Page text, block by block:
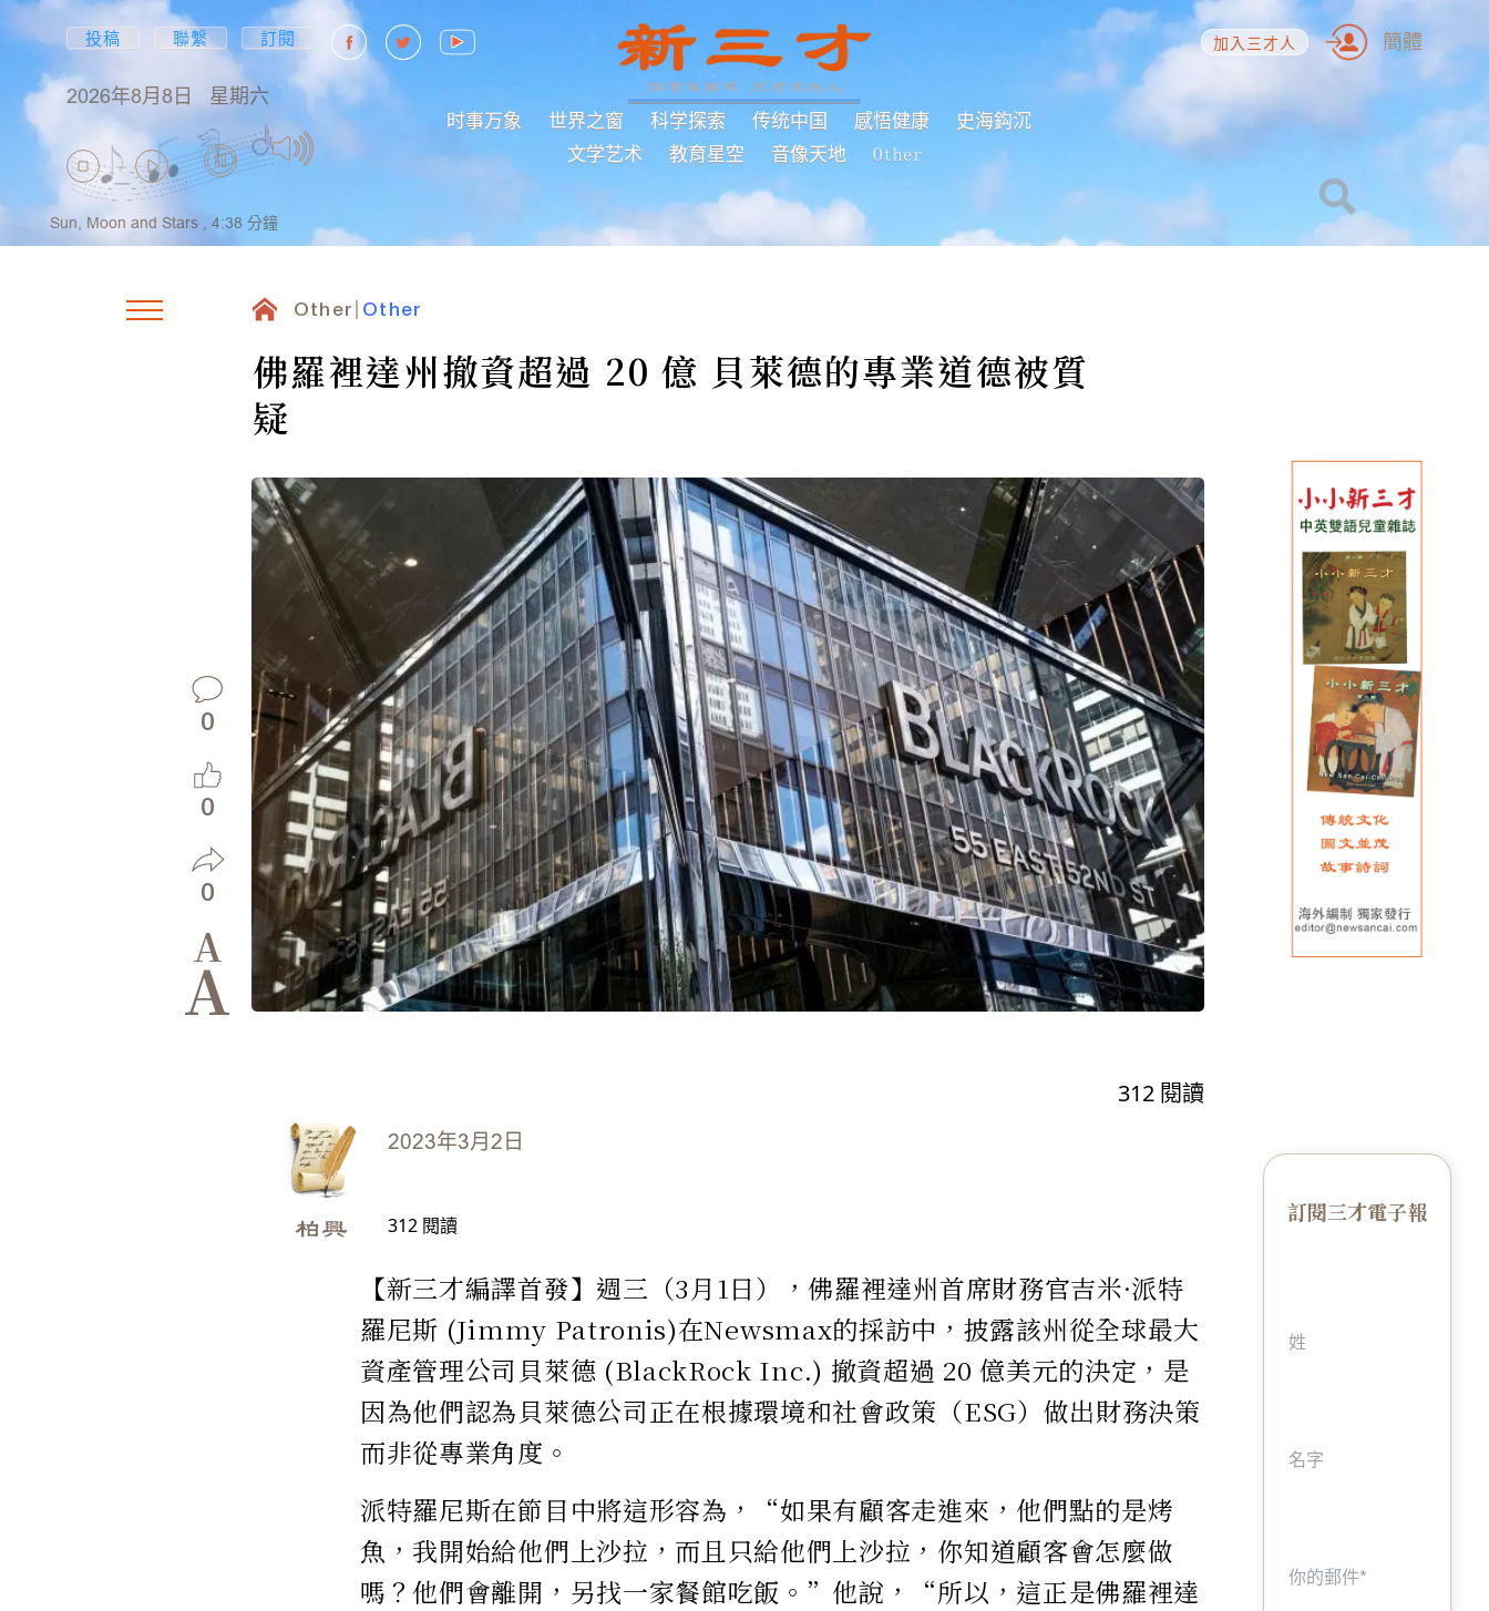
投稿 聯繫 訂閱
2026年8月8日 星期六
时事万象 世界之窗 科学探索 传统中国 感悟健康
史海鈎沉
文学艺术
教育星空 音像天地 Other
加入三才人 簡體
Sun, Moon and Stars , 4:38 分鐘
Other Other
佛羅裡達州撤資超過 20 億 貝萊德的專業道德被質
疑
0
0
0
A
A
312 閱讀
2023年3月2日
柏興 312 閱讀
【新三才編譯首發】週三（3月1日），佛羅裡達州首席財務官吉米·派特
羅尼斯 (Jimmy Patronis)在Newsmax的採訪中，披露該州從全球最大
資產管理公司貝萊德 (BlackRock Inc.) 撤資超過 20 億美元的決定，是
因為他們認為貝萊德公司正在根據環境和社會政策（ESG）做出財務決策
而非從專業角度。
派特羅尼斯在節目中將這形容為，“如果有顧客走進來，他們點的是烤
魚，我開始給他們上沙拉，而且只給他們上沙拉，你知道顧客會怎麼做
嗎？他們會離開，另找一家餐館吃飯。”他說，“所以，這正是佛羅裡達
訂閱三才電子報